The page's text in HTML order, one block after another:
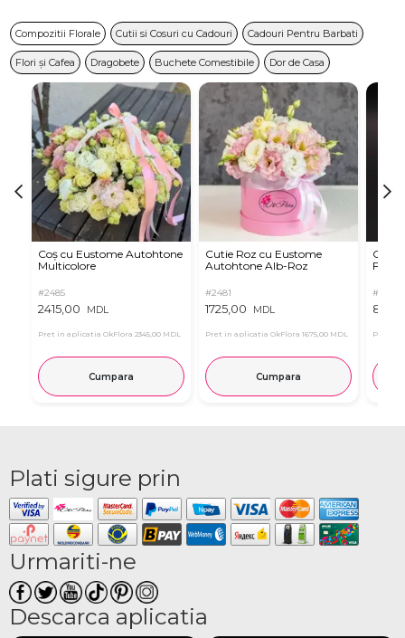
Compozitii Florale Cutii si Cosuri cu Cadouri Cadouri Pentru Barbati
Flori și Cafea Dragobete Buchete Comestibile Dor de Casa
Coș cu Eustome Autohtone
Multicolore
#2485
2415,00 MDL
Pret in aplicatia OkFlora 2345,00 MDL
Cumpara
Cutie Roz cu Eustome
Autohtone Alb-Roz
#2481
1725,00 MDL
Pret in aplicatia OkFlora 1675,00 MDL
Cumpara
Cutie
#2854
Pret in
Plati sigure prin
Urmariti-ne
Descarca aplicatia